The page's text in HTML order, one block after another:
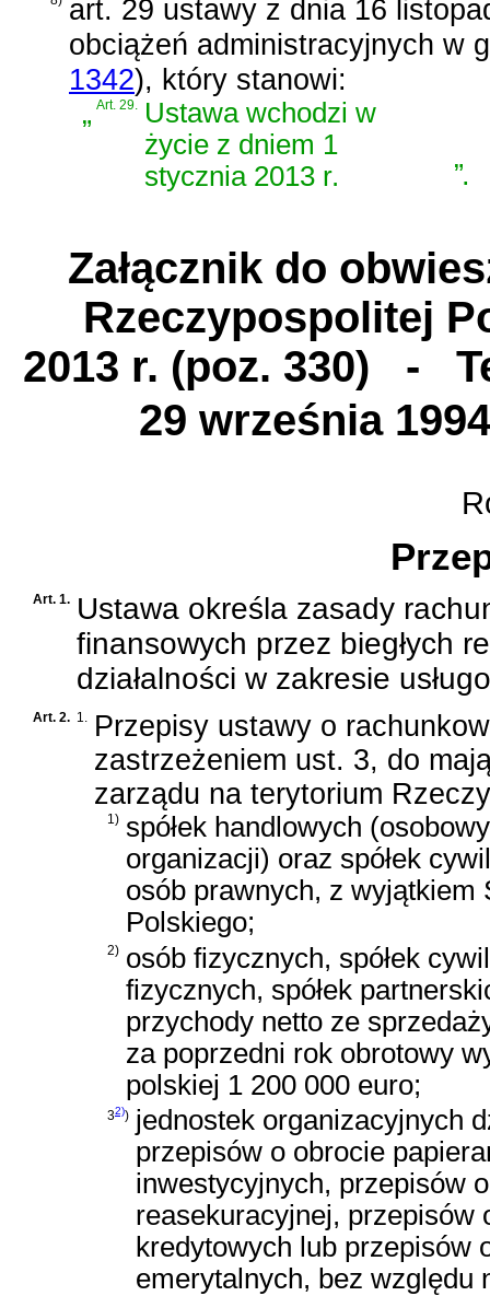
art. 29 ustawy z dnia 16
obciążeń administracyjnych w
1342), który stanowi:
„Art. 29. Ustawa wchodzi w
życie z dniem 1
stycznia 2013 r.
”
.
Załącznik do
Rzeczypospolitej
2013 r. (poz. 330) -
29 września
Art. 1. Ustawa określa zasady
finansowych przez biegłych
działalności w zakresie
Art. 2. 1. Przepisy ustawy o
zastrzeżeniem ust. 3, do
zarządu na terytorium
1) spółek handlowych
organizacji) oraz spółek
osób prawnych, z wyjątkiem
Polskiego;
2) osób fizycznych, spółek
fizycznych, spółek
przychody netto ze
za poprzedni rok obrotowy
polskiej 1 200 000 euro;
32)) jednostek organizacyjnych
przepisów o obrocie
inwestycyjnych, przepisów
reasekuracyjnej, przepisów
kredytowych lub przepisów
emerytalnych, bez względu